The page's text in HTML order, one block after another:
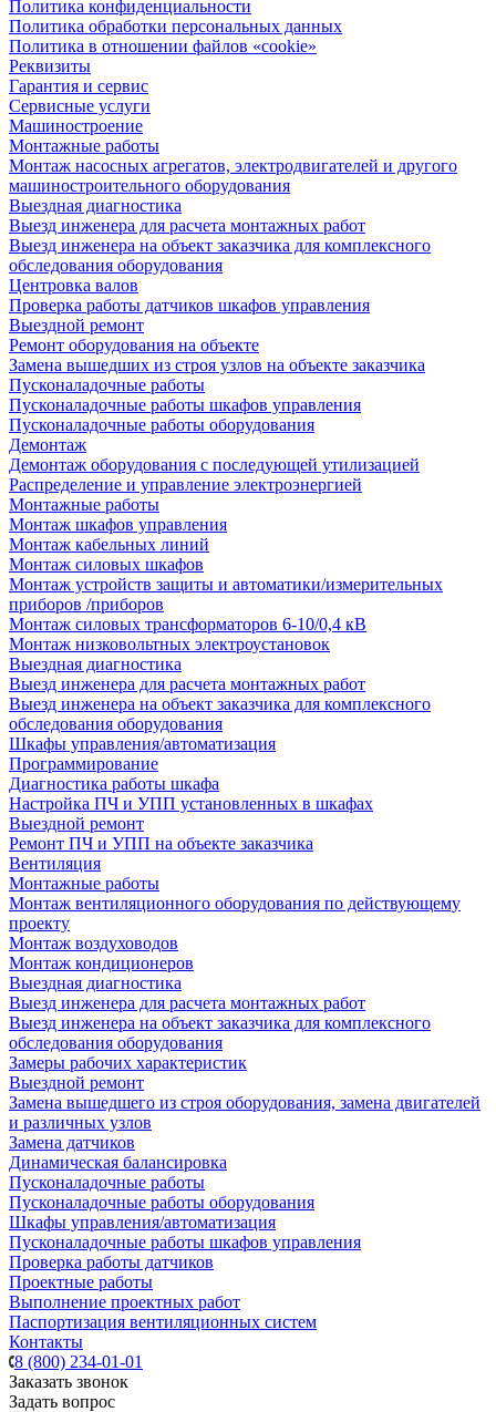
Политика конфиденциальности
Политика обработки персональных данных
Политика в отношении файлов «cookie»
Реквизиты
Гарантия и сервис
Сервисные услуги
Машиностроение
Монтажные работы
Монтаж насосных агрегатов, электродвигателей и другого
машиностроительного оборудования
Выездная диагностика
Выезд инженера для расчета монтажных работ
Выезд инженера на объект заказчика для комплексного
обследования оборудования
Центровка валов
Проверка работы датчиков шкафов управления
Выездной ремонт
Ремонт оборудования на объекте
Замена вышедших из строя узлов на объекте заказчика
Пусконаладочные работы
Пусконаладочные работы шкафов управления
Пусконаладочные работы оборудования
Демонтаж
Демонтаж оборудования с последующей утилизацией
Распределение и управление электроэнергией
Монтажные работы
Монтаж шкафов управления
Монтаж кабельных линий
Монтаж силовых шкафов
Монтаж устройств защиты и автоматики/измерительных
приборов /приборов
Монтаж силовых трансформаторов 6-10/0,4 кВ
Монтаж низковольтных электроустановок
Выездная диагностика
Выезд инженера для расчета монтажных работ
Выезд инженера на объект заказчика для комплексного
обследования оборудования
Шкафы управления/автоматизация
Программирование
Диагностика работы шкафа
Настройка ПЧ и УПП установленных в шкафах
Выездной ремонт
Ремонт ПЧ и УПП на объекте заказчика
Вентиляция
Монтажные работы
Монтаж вентиляционного оборудования по действующему
проекту
Монтаж воздуховодов
Монтаж кондиционеров
Выездная диагностика
Выезд инженера для расчета монтажных работ
Выезд инженера на объект заказчика для комплексного
обследования оборудования
Замеры рабочих характеристик
Выездной ремонт
Замена вышедшего из строя оборудования, замена двигателей
и различных узлов
Замена датчиков
Динамическая балансировка
Пусконаладочные работы
Пусконаладочные работы оборудования
Шкафы управления/автоматизация
Пусконаладочные работы шкафов управления
Проверка работы датчиков
Проектные работы
Выполнение проектных работ
Паспортизация вентиляционных систем
Контакты
8 (800) 234-01-01
Заказать звонок
Задать вопрос